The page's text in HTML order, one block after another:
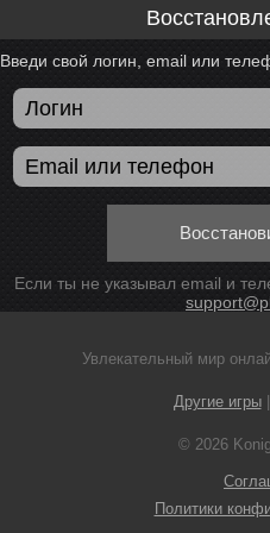
Введи свой логин, email или
Если ты не указывал email и
Увлекательный мир
Другие игры|
© 2026
Политики